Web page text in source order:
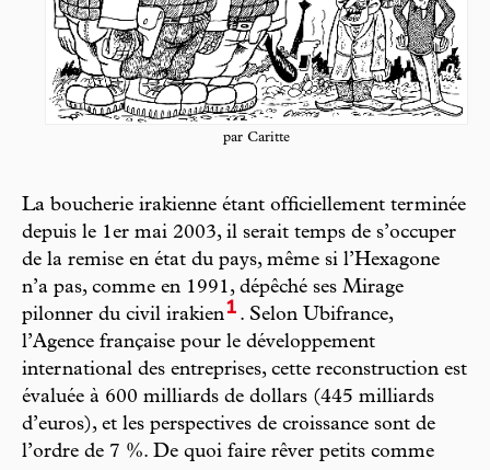
par Caritte
La boucherie irakienne étant officiellement terminée
depuis le 1er mai 2003, il serait temps de s’occuper
de la remise en état du pays, même si l’Hexagone
n’a pas, comme en 1991, dépêché ses Mirage
pilonner du civil irakien1 . Selon Ubifrance,
l’Agence française pour le développement
international des entreprises, cette reconstruction est
évaluée à 600 milliards de dollars (445 milliards
d’euros), et les perspectives de croissance sont de
l’ordre de 7 %. De quoi faire rêver petits comme